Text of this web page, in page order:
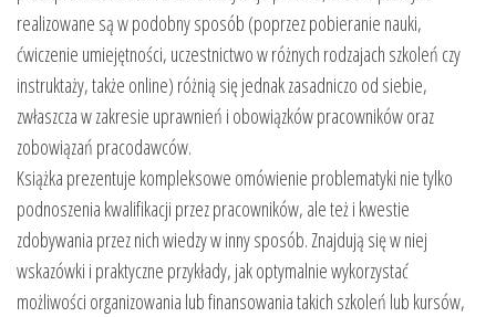
realizowane są w podobny sposób (poprzez pobieranie nauki,
ćwiczenie umiejętności, uczestnictwo w różnych rodzajach szkoleń czy
instruktaży, także online) różnią się jednak zasadniczo od siebie,
zwłaszcza w zakresie uprawnień i obowiązków pracowników oraz
zobowiązań pracodawców.
Książka prezentuje kompleksowe omówienie problematyki nie tylko
podnoszenia kwalifikacji przez pracowników, ale też i kwestie
zdobywania przez nich wiedzy w inny sposób. Znajdują się w niej
wskazówki i praktyczne przykłady, jak optymalnie wykorzystać
możliwości organizowania lub finansowania takich szkoleń lub kursów,